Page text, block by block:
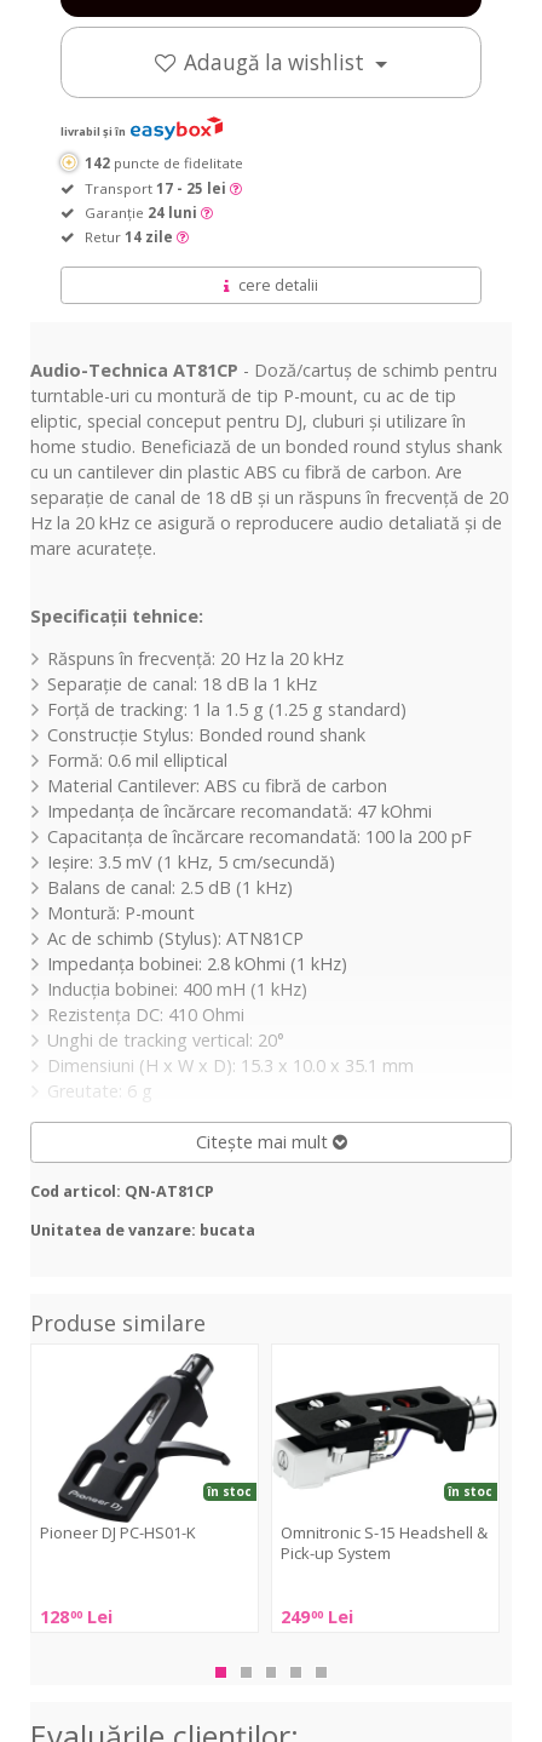
Adaugă la wishlist
livrabil și în
142 puncte de fidelitate
Transport 17 - 25 lei
Garanție 24 luni
Retur 14 zile
cere detalii
Audio-Technica AT81CP - Doză/cartuș de schimb pentru
turntable-uri cu montură de tip P-mount, cu ac de tip
eliptic, special conceput pentru DJ, cluburi și utilizare în
home studio. Beneficiază de un bonded round stylus shank
cu un cantilever din plastic ABS cu fibră de carbon. Are
separație de canal de 18 dB și un răspuns în frecvență de 20
Hz la 20 kHz ce asigură o reproducere audio detaliată și de
mare acuratețe.
Specificații tehnice:
Răspuns în frecvență: 20 Hz la 20 kHz
Separație de canal: 18 dB la 1 kHz
Forță de tracking: 1 la 1.5 g (1.25 g standard)
Construcție Stylus: Bonded round shank
Formă: 0.6 mil elliptical
Material Cantilever: ABS cu fibră de carbon
Impedanța de încărcare recomandată: 47 kOhmi
Capacitanța de încărcare recomandată: 100 la 200 pF
Ieșire: 3.5 mV (1 kHz, 5 cm/secundă)
Balans de canal: 2.5 dB (1 kHz)
Montură: P-mount
Ac de schimb (Stylus): ATN81CP
Impedanța bobinei: 2.8 kOhmi (1 kHz)
Inducția bobinei: 400 mH (1 kHz)
Rezistența DC: 410 Ohmi
Unghi de tracking vertical: 20°
Dimensiuni (H x W x D): 15.3 x 10.0 x 35.1 mm
Greutate: 6 g
Citește mai mult
Cod articol: QN-AT81CP
Unitatea de vanzare: bucata
Produse similare
Pioneer DJ PC-HS01-K
12800 Lei
în stoc
DJ
Headshell
Pick-
up
Omnitronic S-15 Headshell &
Pick-up System
24900 Lei
în stoc
S-
Headshell
Pick-